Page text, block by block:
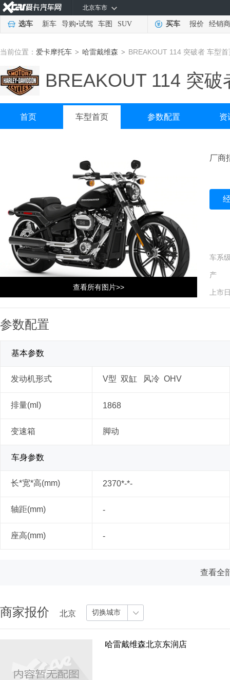
北京车市
选车 新车 导购•试驾 车图 SUV 买车 报价 经销商
当前位置： 爱卡摩托车 > 哈雷戴维森 > BREAKOUT 114 突破者 车型首
BREAKOUT 114 突破
首页 车型首页 参数配置 资
查看所有图片>>
厂商
车系
产
上市
参数配置
基本参数
发动机形式 V型 双缸 风冷 OHV
排量(ml) 1868
变速箱 脚动
车身参数
长*宽*高(mm) 2370*-*-
轴距(mm) -
座高(mm) -
查看全
商家报价 北京 切换城市
哈雷戴维森北京东润店